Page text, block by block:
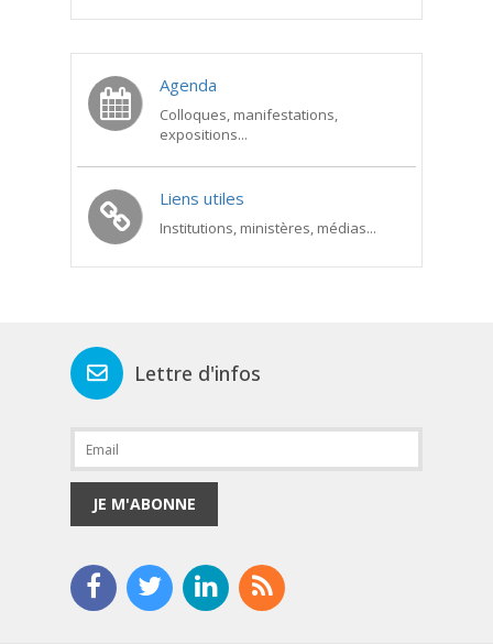
Agenda
Colloques, manifestations,
expositions...
Liens utiles
Institutions, ministères, médias...
Lettre d'infos
JE M'ABONNE